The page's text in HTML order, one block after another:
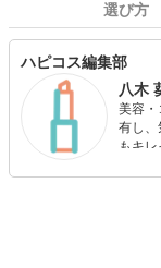
選び方
ハピコス編集部
八木
美容・
有し、
もキ